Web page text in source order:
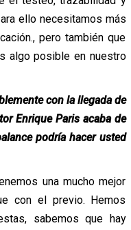
ello necesitamos más
pero también que
algo posible en nuestro
con la llegada de
Enrique Paris acaba de
podría hacer usted
una mucho mejor
con el previo. Hemos
sabemos que hay